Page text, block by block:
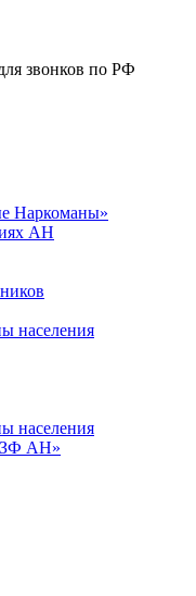
звонков по РФ
Наркоманы»
АН
населения
населения
АН»